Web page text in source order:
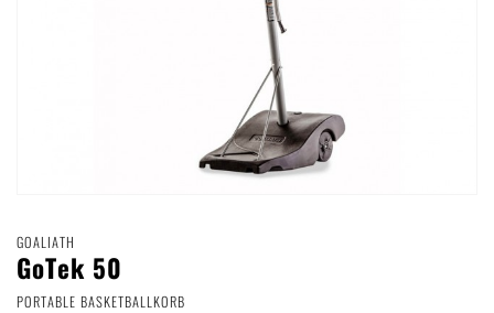
Kontakt
English
GOALIATH
GoTek 50
PORTABLE BASKETBALLKORB